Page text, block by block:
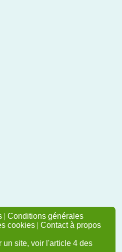
| Conditions générales
cookies | Contact à propos
un site, voir l'article 4 des